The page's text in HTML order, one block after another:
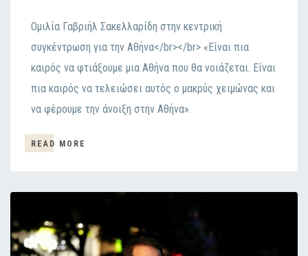
Ομιλία Γαβριήλ Σακελλαρίδη στην κεντρική
συγκέντρωση για την Αθήνα</br></br> «Είναι πια
καιρός να φτιάξουμε μια Αθήνα που θα νοιάζεται. Είναι
πια καιρός να τελειώσει αυτός ο μακρύς χειμώνας και
να φέρουμε την άνοιξη στην Αθήνα».
READ MORE